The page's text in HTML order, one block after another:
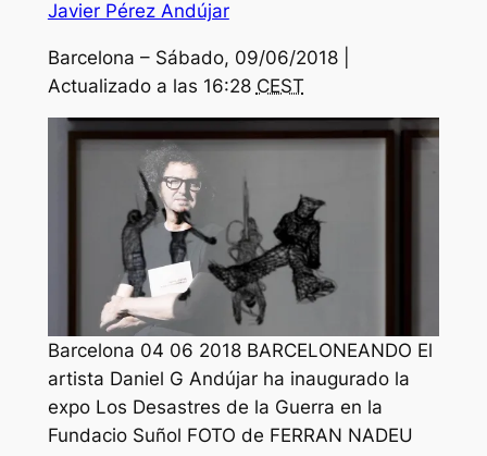
Javier Pérez Andújar
Barcelona – Sábado, 09/06/2018 |
Actualizado a las 16:28 CEST
Barcelona 04 06 2018 BARCELONEANDO El
artista Daniel G Andújar ha inaugurado la
expo Los Desastres de la Guerra en la
Fundacio Suñol FOTO de FERRAN NADEU